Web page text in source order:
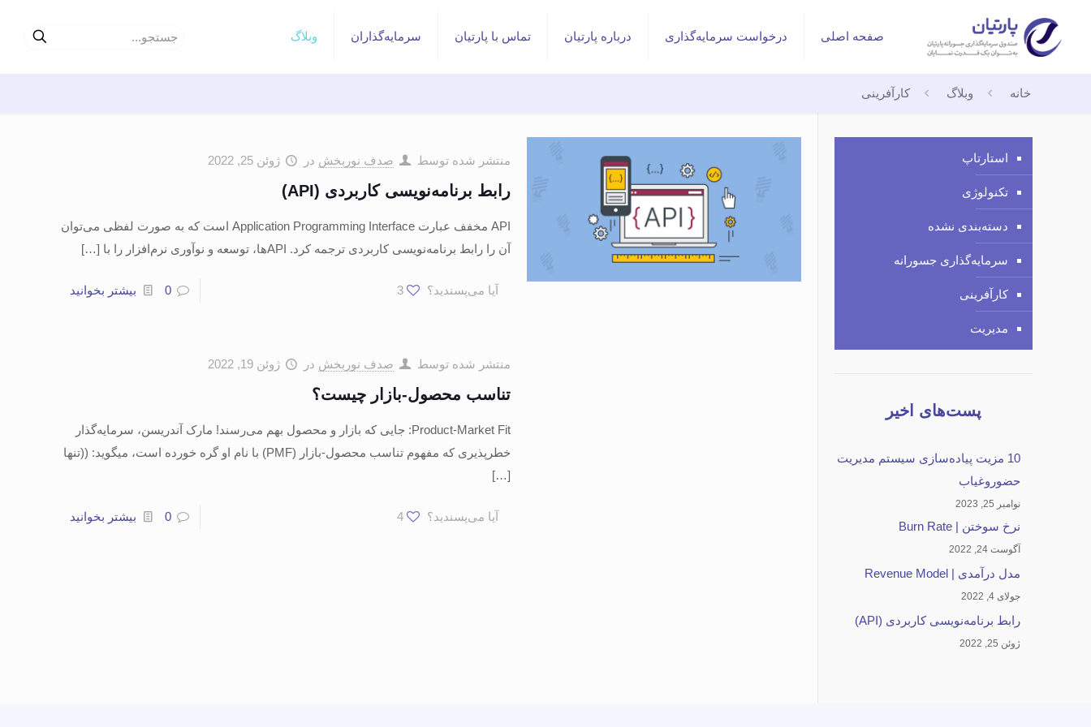
صفحه اصلی درخواست سرمایه‌گذاری درباره پارتیان تماس با پارتیان سرمایه‌گذاران وبلاگ
خانه وبلاگ کارآفرینی
منتشر شده توسط صدف نوربخش در ژوئن 25, 2022
رابط برنامه‌نویسی کاربردی (API)
API مخفف عبارت Application Programming Interface است که به صورت لفظی می‌توان
آن را رابط برنامه‌نویسی کاربردی ترجمه کرد. API‌ها، توسعه و نوآوری نرم‌افزار را با
[…]
آیا می‌پسندید؟ 3
0 بیشتر بخوانید
منتشر شده توسط صدف نوربخش در ژوئن 19, 2022
تناسب محصول-بازار چیست؟
Product-Market Fit: جایی که بازار و محصول بهم می‌­رسند! مارک آندریسن، سرمایه­‌گذار
خطرپذیری که مفهوم تناسب محصول-بازار (PMF) با نام او گره خورده است، می­گوید: ((تنها
[…]
آیا می‌پسندید؟ 4
0 بیشتر بخوانید
استارتاپ
تکنولوژی
دسته‌بندی نشده
سرمایه‌گذاری جسورانه
کارآفرینی
مدیریت
پست‌های اخیر
10 مزیت پیاده‌سازی سیستم مدیریت
حضوروغیاب
نوامبر 25, 2023
نرخ سوختن | Burn Rate
آگوست 24, 2022
مدل درآمدی | Revenue Model
جولای 4, 2022
رابط برنامه‌نویسی کاربردی (API)
ژوئن 25, 2022